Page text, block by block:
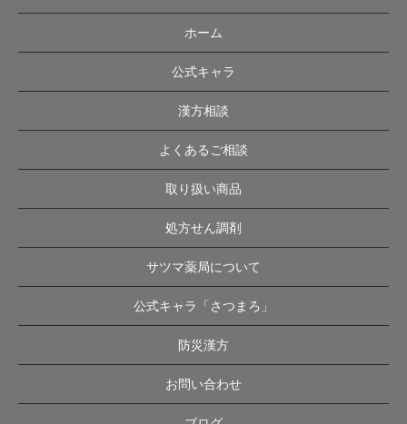
ホーム
公式キャラ
漢方相談
よくあるご相談
取り扱い商品
処方せん調剤
サツマ薬局について
公式キャラ「さつまろ」
防災漢方
お問い合わせ